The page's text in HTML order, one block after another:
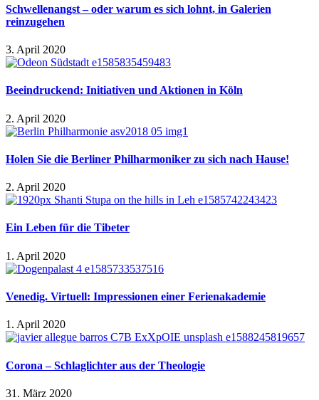
Schwellenangst – oder warum es sich lohnt, in Galerien
reinzugehen
3. April 2020
Beeindruckend: Initiativen und Aktionen in Köln
2. April 2020
Holen Sie die Berliner Philharmoniker zu sich nach Hause!
2. April 2020
Ein Leben für die Tibeter
1. April 2020
Venedig. Virtuell: Impressionen einer Ferienakademie
1. April 2020
Corona – Schlaglichter aus der Theologie
31. März 2020